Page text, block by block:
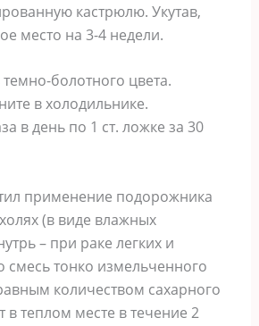
кастрюлю. Укутав,
место на 3-4 недели.
болотного цвета.
в холодильнике.
в день по 1 ст. ложке за 30
применение подорожника
(в виде влажных
– при раке легких и
смесь тонко измельченного
количеством сахарного
в теплом месте в течение 2